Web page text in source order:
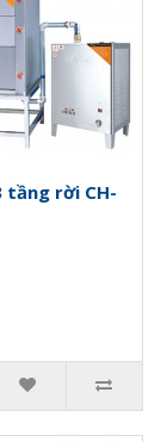
tầng rời CH-